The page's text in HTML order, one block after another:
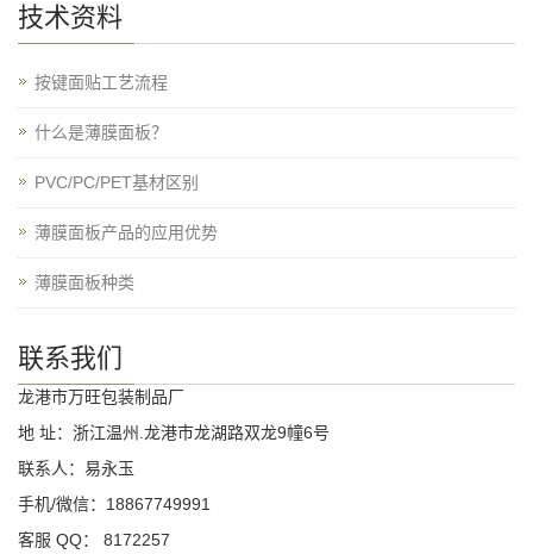
技术资料
按键面贴工艺流程
什么是薄膜面板？
PVC/PC/PET基材区别
薄膜面板产品的应用优势
薄膜面板种类
联系我们
龙港市万旺包装制品厂
地 址：浙江温州.龙港市龙湖路双龙9幢6号
联系人：易永玉
手机/微信：18867749991
客服 QQ： 8172257